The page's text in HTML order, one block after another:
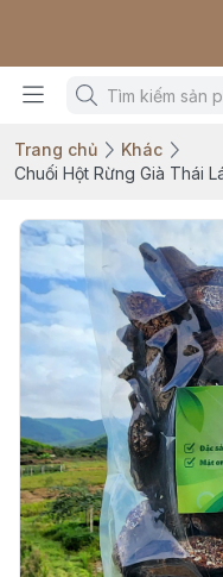
Trang chủ
Khác
Chuối Hột Rừng Già Thái